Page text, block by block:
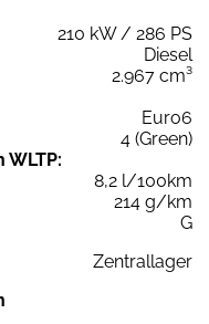
210 kW / 286 PS
Diesel
2.967 cm³
Euro6
4 (Green)
8,2 l/100km
214 g/km
G
Zentrallager